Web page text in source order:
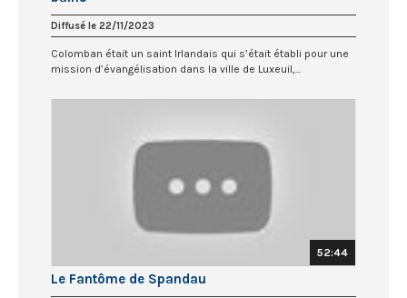
Diffusé le 22/11/2023
Colomban était un saint Irlandais qui s’était établi pour une
mission d’évangélisation dans la ville de Luxeuil,...
52:44
Le Fantôme de Spandau